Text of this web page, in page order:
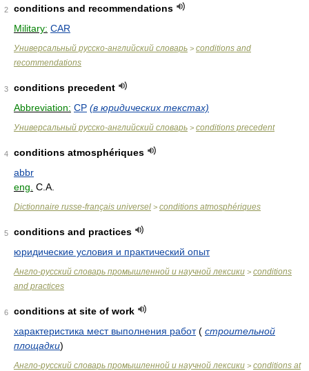
2
conditions and recommendations
Military: CAR
Универсальный русско-английский словарь > conditions and
recommendations
3
conditions precedent
Abbreviation: CP (в юридических текстах)
Универсальный русско-английский словарь > conditions precedent
4
conditions atmosphériques
abbr
eng. C.A.
Dictionnaire russe-français universel > conditions atmosphériques
5
conditions and practices
юридические условия и практический опыт
Англо-русский словарь промышленной и научной лексики > conditions
and practices
6
conditions at site of work
характеристика мест выполнения работ ( строительной
площадки)
Англо-русский словарь промышленной и научной лексики > conditions at